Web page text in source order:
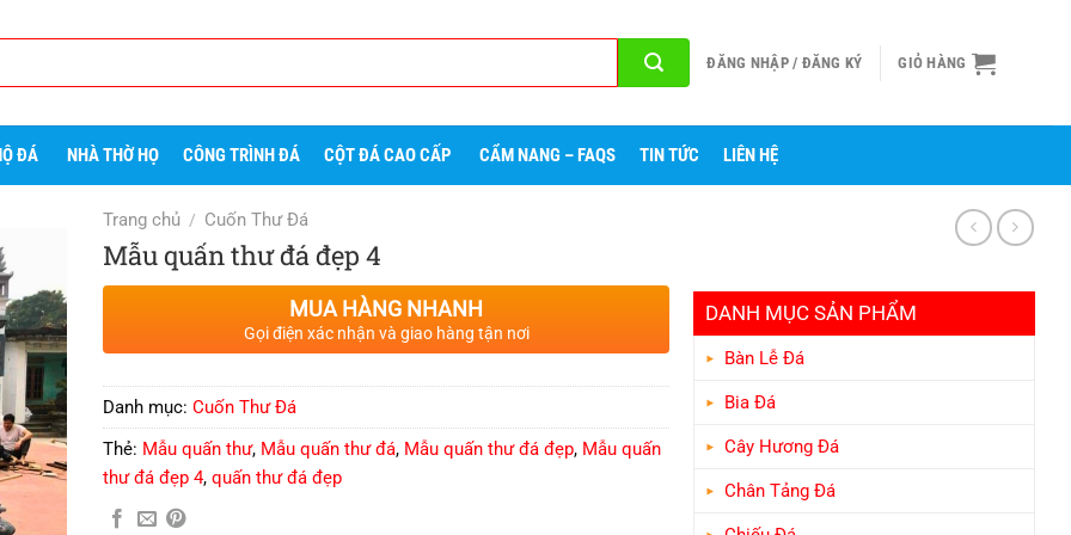
ĐĂNG NHẬP / ĐĂNG KÝ GIỎ HÀNG
ĐÁ NHÀ THỜ HỌ CÔNG TRÌNH ĐÁ CỘT ĐÁ CAO CẤP CẨM NANG – FAQS TIN TỨC LIÊN HỆ
DANH MỤC SẢN PHẨM
Bàn Lễ Đá
Bia Đá
Cây Hương Đá
Chân Tảng Đá
Trang chủ / Cuốn Thư Đá
Mẫu quấn thư đá đẹp 4
MUA HÀNG NHANH
Gọi điện xác nhận và giao hàng tận nơi
Danh mục: Cuốn Thư Đá
Thẻ: Mẫu quấn thư, Mẫu quấn thư đá, Mẫu quấn thư đá đẹp, Mẫu quấn
thư đá đẹp 4, quấn thư đá đẹp